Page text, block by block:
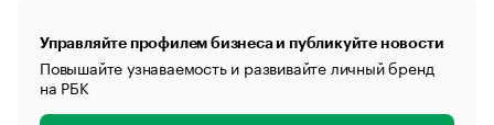
Управляйте профилем бизнеса и публикуйте новости
Повышайте узнаваемость и развивайте личный бренд
на РБК